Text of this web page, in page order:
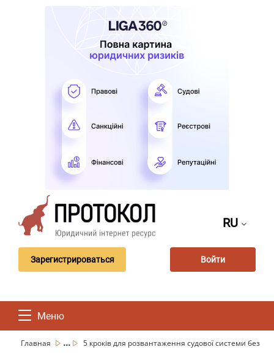
RU
Зарегистрироваться Войти
Меню
Главная ...
5 кроків для розвантаження судової системи без